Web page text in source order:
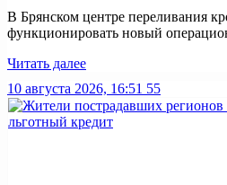
В Брянском центре переливания
функционировать новый
Читать далее
10 августа 2026, 16:51 55